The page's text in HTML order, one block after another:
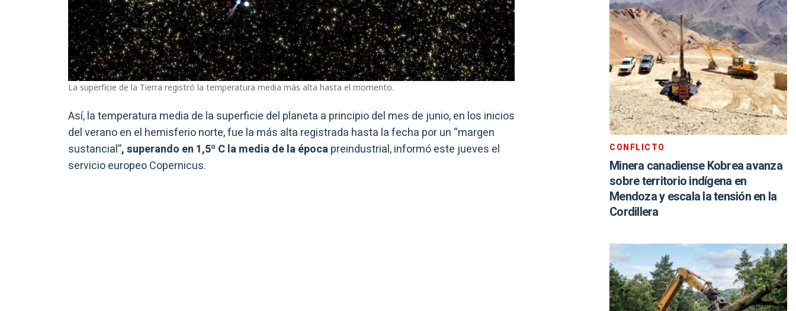
La superficie de la Tierra registró la temperatura media más alta hasta el momento.
Así, la temperatura media de la superficie del planeta a principio del mes de junio, en los inicios
del verano en el hemisferio norte, fue la más alta registrada hasta la fecha por un “margen
sustancial”, superando en 1,5º C la media de la épocapreindustrial, informó este jueves el
servicio europeo Copernicus.
CONFLICTO
Minera canadiense Kobrea avanza
sobre territorio indígena en
Mendoza y escala la tensión en la
Cordillera